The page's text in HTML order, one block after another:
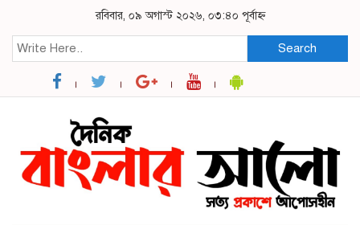
রবিবার, ০৯ অগাস্ট ২০২৬, ০৩:৪০ পূর্বাহ্ন
Search